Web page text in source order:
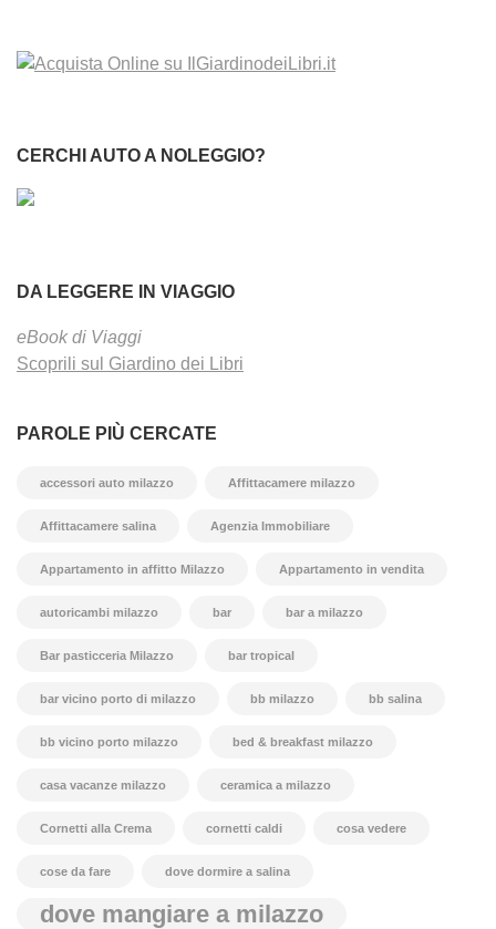
CERCHI AUTO A NOLEGGIO?
DA LEGGERE IN VIAGGIO
eBook di Viaggi
Scoprili sul Giardino dei Libri
PAROLE PIÙ CERCATE
accessori auto milazzo Affittacamere milazzo
Affittacamere salina Agenzia Immobiliare
Appartamento in affitto Milazzo Appartamento in vendita
autoricambi milazzo bar bar a milazzo
Bar pasticceria Milazzo bar tropical
bar vicino porto di milazzo bb milazzo bb salina
bb vicino porto milazzo bed & breakfast milazzo
casa vacanze milazzo ceramica a milazzo
Cornetti alla Crema cornetti caldi cosa vedere
cose da fare dove dormire a salina
dove mangiare a milazzo